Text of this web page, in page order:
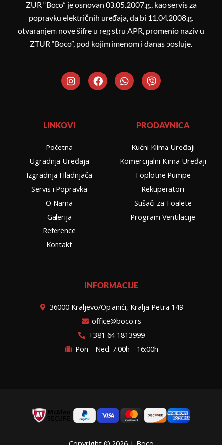
ZUR “Boco” je osnovan 03.05.2007.g., kao servis za
popravku električnih uređaja, da bi 11.04.2008.g.
otvaranjem nove šifre u registru APR, promenio naziv u
ZTUR “Boco”, pod kojim imenom i danas posluje.
I
n
s
g
r
m
F
a
c
W
h
a
V
i
b
LINKOVI
Početna
Ugradnja Uređaja
Izgradnja Hladnjača
Servis i Popravka
O Nama
Galerija
Reference
Kontakt
PRODAVNICA
Kućni Klima Uređaji
Komercijalni Klima Uređaji
Toplotne Pumpe
Rekuperatori
Sušači za Toalete
Program Ventilacije
INFORMACIJE
36000 Kraljevo/Oplanići, Kralja Petra 149
office@boco.rs
+381 64 1813999
Pon - Ned: 7:00h - 16:00h
Copyright © 2026 | Boco